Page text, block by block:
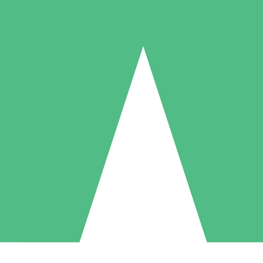
Individuelle Credit-Pakete
nach Bedarf mit Download-Credits. Keine monatliche Verpflichtung